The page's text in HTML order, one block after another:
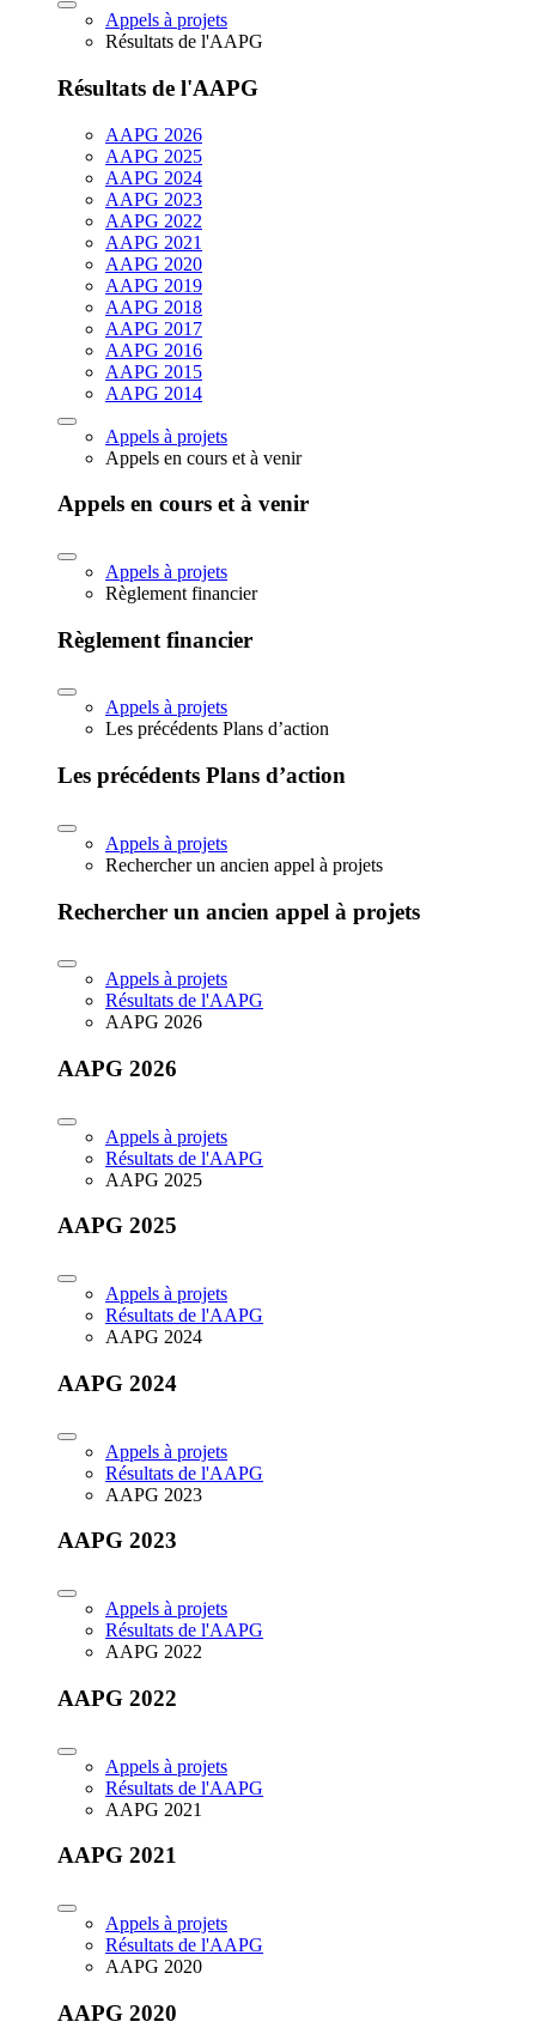
Appels à projets
Résultats de l'AAPG
Résultats de l'AAPG
AAPG 2026
AAPG 2025
AAPG 2024
AAPG 2023
AAPG 2022
AAPG 2021
AAPG 2020
AAPG 2019
AAPG 2018
AAPG 2017
AAPG 2016
AAPG 2015
AAPG 2014
Appels à projets
Appels en cours et à venir
Appels en cours et à venir
Appels à projets
Règlement financier
Règlement financier
Appels à projets
Les précédents Plans d’action
Les précédents Plans d’action
Appels à projets
Rechercher un ancien appel à projets
Rechercher un ancien appel à projets
Appels à projets
Résultats de l'AAPG
AAPG 2026
AAPG 2026
Appels à projets
Résultats de l'AAPG
AAPG 2025
AAPG 2025
Appels à projets
Résultats de l'AAPG
AAPG 2024
AAPG 2024
Appels à projets
Résultats de l'AAPG
AAPG 2023
AAPG 2023
Appels à projets
Résultats de l'AAPG
AAPG 2022
AAPG 2022
Appels à projets
Résultats de l'AAPG
AAPG 2021
AAPG 2021
Appels à projets
Résultats de l'AAPG
AAPG 2020
AAPG 2020